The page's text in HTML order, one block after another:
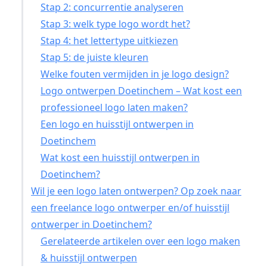
Stap 2: concurrentie analyseren
Stap 3: welk type logo wordt het?
Stap 4: het lettertype uitkiezen
Stap 5: de juiste kleuren
Welke fouten vermijden in je logo design?
Logo ontwerpen Doetinchem – Wat kost een
professioneel logo laten maken?
Een logo en huisstijl ontwerpen in
Doetinchem
Wat kost een huisstijl ontwerpen in
Doetinchem?
Wil je een logo laten ontwerpen? Op zoek naar
een freelance logo ontwerper en/of huisstijl
ontwerper in Doetinchem?
Gerelateerde artikelen over een logo maken
& huisstijl ontwerpen